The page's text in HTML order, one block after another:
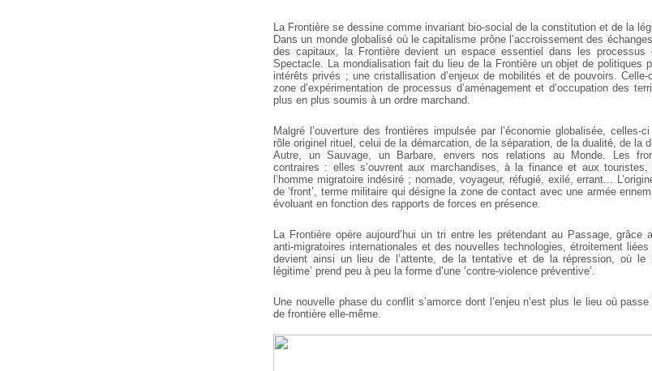
La Frontière se dessine comme invariant bio-social de la constitution et de la
Dans un monde globalisé où le capitalisme prône l’accroissement des
des capitaux, la Frontière devient un espace essentiel dans les processus
Spectacle. La mondialisation fait du lieu de la Frontière un objet de politiques
intérêts privés ; une cristallisation d’enjeux de mobilités et de pouvoirs.
zone d’expérimentation de processus d’aménagement et d’occupation des
plus en plus soumis à un ordre marchand.
Malgré l’ouverture des frontières impulsée par l’économie globalisée, celles-
rôle originel rituel, celui de la démarcation, de la séparation, de la dualité, de la
Autre, un Sauvage, un Barbare, envers nos relations au Monde. Les
contraires : elles s’ouvrent aux marchandises, à la finance et aux
l’homme migratoire indésiré ; nomade, voyageur, réfugié, exilé, errant...
de ’front’, terme militaire qui désigne la zone de contact avec une armée
évoluant en fonction des rapports de forces en présence.
La Frontière opère aujourd’hui un tri entre les prétendant au Passage,
anti-migratoires internationales et des nouvelles technologies, étroitement
devient ainsi un lieu de l’attente, de la tentative et de la répression, où le
légitime’ prend peu à peu la forme d’une ’contre-violence préventive’.
Une nouvelle phase du conflit s’amorce dont l’enjeu n’est plus le lieu où
de frontière elle-même.